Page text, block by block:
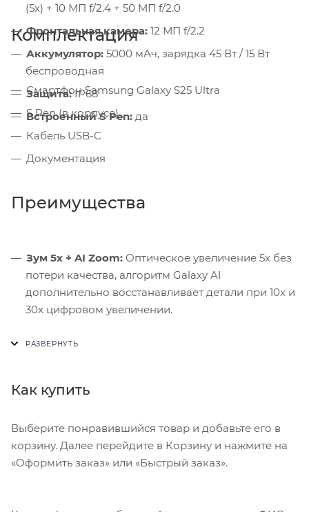
(5x) + 10 МП f/2.4 + 50 МП f/2.0
Фронтальная камера: 12 МП f/2.2
Аккумулятор: 5000 мАч, зарядка 45 Вт / 15 Вт
беспроводная
Защита:IP68
Встроенный S Pen: да
Комплектация
Смартфон Samsung Galaxy S25 Ultra
S Pen (в корпусе)
Кабель USB-C
Документация
Преимущества
Зум 5x + AI Zoom: Оптическое увеличение 5x без
потери качества, алгоритм Galaxy AI
дополнительно восстанавливает детали при 10x и
30x цифровом увеличении.
стилуса снижена до 2.8 мс — рукописный ввод и
Titan Grade 4:
весит на 10% меньше чем стальной аналог.
Samsung Galaxy S25 Ultra — профессиональный
инструмент для тех кому необходим
Как купить
Выберите понравившийся товар и добавьте его в
корзину. Далее перейдите в Корзину и нажмите на
«Оформить заказ» или «Быстрый заказ».